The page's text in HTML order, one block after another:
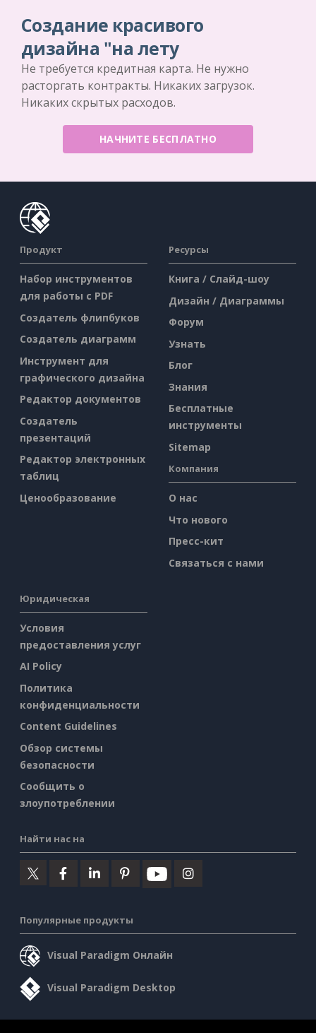
Создание красивого
дизайна "на лету
Не требуется кредитная карта. Не нужно
расторгать контракты. Никаких загрузок.
Никаких скрытых расходов.
НАЧНИТЕ БЕСПЛАТНО
Продукт
Набор инструментов
для работы с PDF
Создатель флипбуков
Создатель диаграмм
Инструмент для
графического дизайна
Редактор документов
Создатель
презентаций
Редактор электронных
таблиц
Ценообразование
Ресурсы
Книга / Слайд-шоу
Дизайн / Диаграммы
Форум
Узнать
Блог
Знания
Бесплатные
инструменты
Sitemap
Компания
О нас
Что нового
Пресс-кит
Связаться с нами
Юридическая
Условия
предоставления услуг
AI Policy
Политика
конфиденциальности
Content Guidelines
Обзор системы
безопасности
Сообщить о
злоупотреблении
Найти нас на
Популярные продукты
Visual Paradigm Онлайн
Visual Paradigm Desktop